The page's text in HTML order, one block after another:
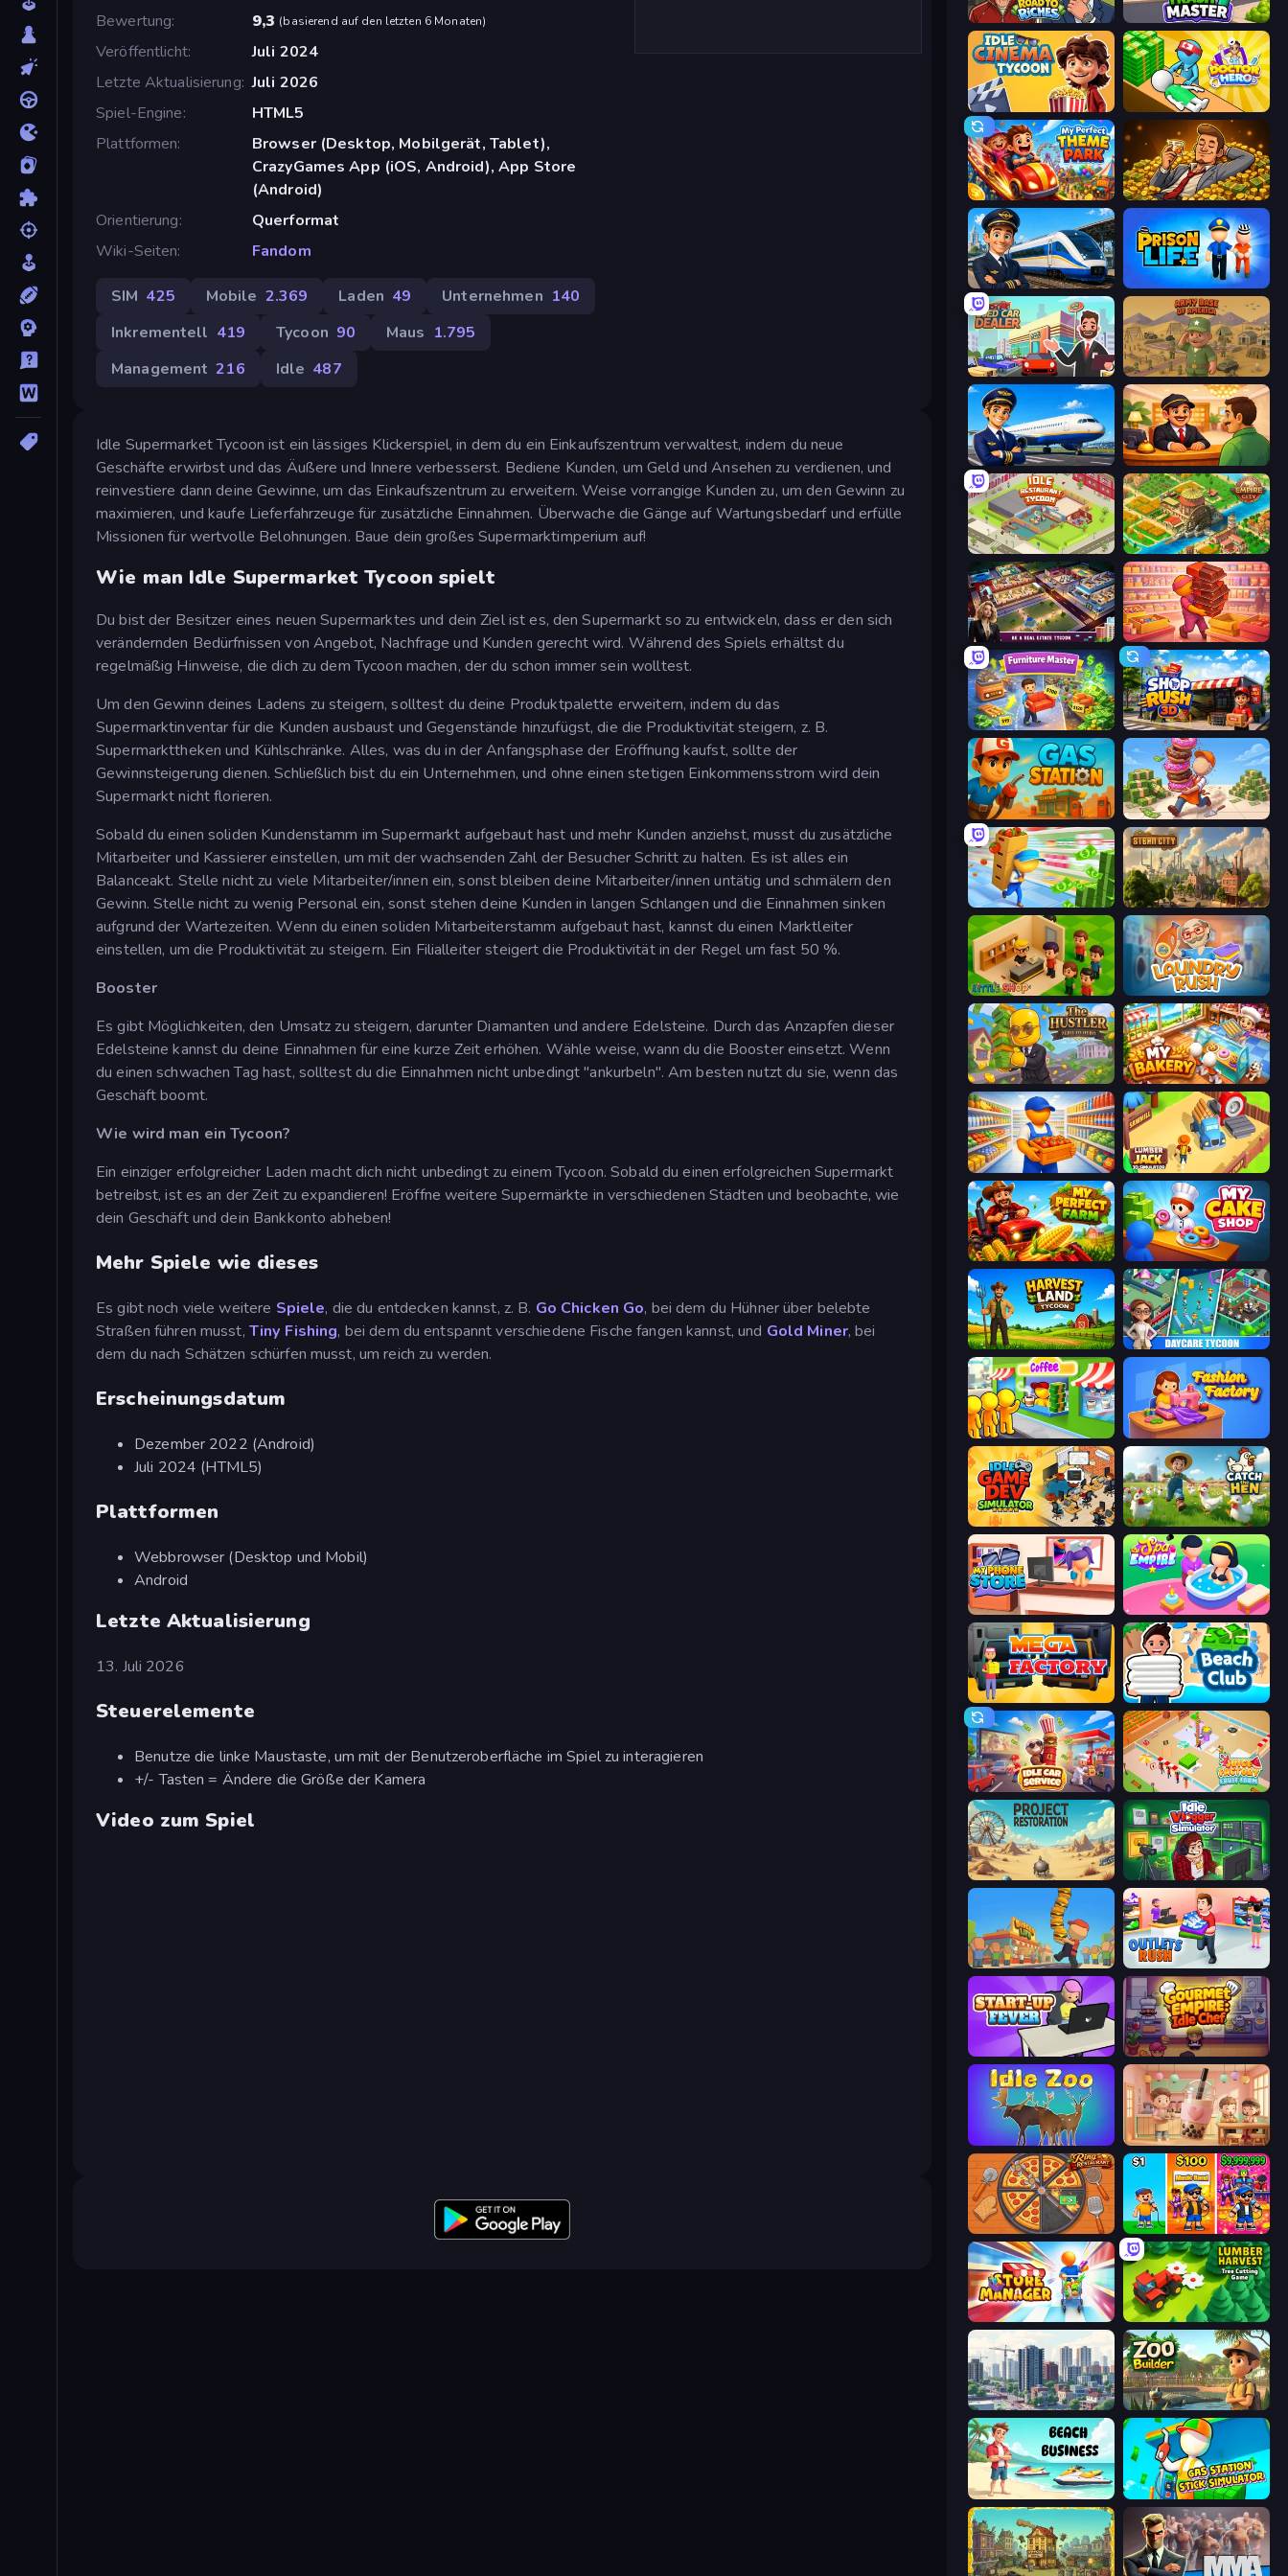
Bewertung
9,3 (basierend auf den letzten 6 Monaten)
Veröffentlicht
Juli 2024
Letzte Aktualisierung Juli 2026
Spiel-Engine
HTML5
Plattformen
Browser (Desktop, Mobilgerät, Tablet),
CrazyGames App (iOS, Android), App Store
(Android)
Orientierung
Querformat
Wiki-Seiten
Fandom
SIM 425 Mobile 2.369 Laden 49 Unternehmen 140
Inkrementell 419 Tycoon 90 Maus 1.795
Management 216 Idle 487
Idle Supermarket Tycoon ist ein lässiges Klickerspiel, in dem du ein Einkaufszentrum verwaltest, indem du neue
Geschäfte erwirbst und das Äußere und Innere verbesserst. Bediene Kunden, um Geld und Ansehen zu verdienen, und
reinvestiere dann deine Gewinne, um das Einkaufszentrum zu erweitern. Weise vorrangige Kunden zu, um den Gewinn zu
maximieren, und kaufe Lieferfahrzeuge für zusätzliche Einnahmen. Überwache die Gänge auf Wartungsbedarf und erfülle
Missionen für wertvolle Belohnungen. Baue dein großes Supermarktimperium auf!
Wie man Idle Supermarket Tycoon spielt
Du bist der Besitzer eines neuen Supermarktes und dein Ziel ist es, den Supermarkt so zu entwickeln, dass er den sich
verändernden Bedürfnissen von Angebot, Nachfrage und Kunden gerecht wird. Während des Spiels erhältst du
regelmäßig Hinweise, die dich zu dem Tycoon machen, der du schon immer sein wolltest.
Um den Gewinn deines Ladens zu steigern, solltest du deine Produktpalette erweitern, indem du das
Supermarktinventar für die Kunden ausbaust und Gegenstände hinzufügst, die die Produktivität steigern, z. B.
Supermarkttheken und Kühlschränke. Alles, was du in der Anfangsphase der Eröffnung kaufst, sollte der
Gewinnsteigerung dienen. Schließlich bist du ein Unternehmen, und ohne einen stetigen Einkommensstrom wird dein
Supermarkt nicht florieren.
Sobald du einen soliden Kundenstamm im Supermarkt aufgebaut hast und mehr Kunden anziehst, musst du zusätzliche
Mitarbeiter und Kassierer einstellen, um mit der wachsenden Zahl der Besucher Schritt zu halten. Es ist alles ein
Balanceakt. Stelle nicht zu viele Mitarbeiter/innen ein, sonst bleiben deine Mitarbeiter/innen untätig und schmälern den
Gewinn. Stelle nicht zu wenig Personal ein, sonst stehen deine Kunden in langen Schlangen und die Einnahmen sinken
aufgrund der Wartezeiten. Wenn du einen soliden Mitarbeiterstamm aufgebaut hast, kannst du einen Marktleiter
einstellen, um die Produktivität zu steigern. Ein Filialleiter steigert die Produktivität in der Regel um fast 50 %.
Booster
Es gibt Möglichkeiten, den Umsatz zu steigern, darunter Diamanten und andere Edelsteine. Durch das Anzapfen dieser
Edelsteine kannst du deine Einnahmen für eine kurze Zeit erhöhen. Wähle weise, wann du die Booster einsetzt. Wenn
du einen schwachen Tag hast, solltest du die Einnahmen nicht unbedingt "ankurbeln". Am besten nutzt du sie, wenn das
Geschäft boomt.
Wie wird man ein Tycoon?
Ein einziger erfolgreicher Laden macht dich nicht unbedingt zu einem Tycoon. Sobald du einen erfolgreichen Supermarkt
betreibst, ist es an der Zeit zu expandieren! Eröffne weitere Supermärkte in verschiedenen Städten und beobachte, wie
dein Geschäft und dein Bankkonto abheben!
Mehr Spiele wie dieses
Es gibt noch viele weitere Spiele, die du entdecken kannst, z. B. Go Chicken Go, bei dem du Hühner über belebte
Straßen führen musst, Tiny Fishing, bei dem du entspannt verschiedene Fische fangen kannst, und Gold Miner, bei
dem du nach Schätzen schürfen musst, um reich zu werden.
Erscheinungsdatum
Dezember 2022 (Android)
Juli 2024 (HTML5)
Plattformen
Webbrowser (Desktop und Mobil)
Android
Letzte Aktualisierung
13. Juli 2026
Steuerelemente
Benutze die linke Maustaste, um mit der Benutzeroberfläche im Spiel zu interagieren
+/- Tasten = Ändere die Größe der Kamera
Video zum Spiel
Life Simulator: Road to Riches Trash Master
Idle Cinema Tycoon Doctor Hero
My Perfect Theme Park Idle Billionaire Tycoon
Idle Train Empire Tycoon Prison Life
Used Car Dealer Tycoon Army Base Of America
Idle Airport Tycoon
Idle Restaurant Tycoon Empire City
LandLord - Real Estate Tycoon Candy Packing Store
Furniture Master: Idle Tycoon Shop Rush 3D
Gas Station Donut Place
Supermarket Empire Steam City
Little Shop Laundry Rush
The Hustler My bakery
Supermarket Manager Lumberjack 3D Simulator
My Perfect Farm My Cake Shop
Harvest Land Tycoon DayCare Tycoon
Coffee Idle Fashion Factory
Idle Game Dev Simulator Catch the Hen
My Phone Store Spa Empire
Mega Factory Beach Club
Idle Car Service: Tycoon Juice Factory - Fruit Farm
Project Restoration Idle Vlogger Simulator
Burger Life Outlets Rush
StartUp Fever
Idle Zoo Boba Shop
Ring Restaurant Music Band
Store Manager Lumber Harvest: Tree Cutting Game
SuperCity 3D Zoo Builder
Beach Business Gas Station - Stick Simulator